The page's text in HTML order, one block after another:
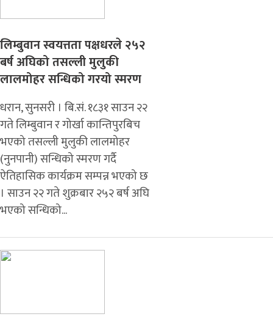
लिम्बुवान स्वयत्तता पक्षधरले २५२
बर्ष अघिको तसल्ली मुलुकी
लालमोहर सन्धिको गरयो स्मरण
धरान, सुनसरी । बि.सं. १८३१ साउन २२
गते लिम्बुवान र गोर्खा कान्तिपुरबिच
भएको तसल्ली मुलुकी लालमोहर
(नुनपानी) सन्धिको स्मरण गर्दै
ऐतिहासिक कार्यक्रम सम्पन्न भएको छ
। साउन २२ गते शुक्रबार २५२ बर्ष अघि
भएको सन्धिको...